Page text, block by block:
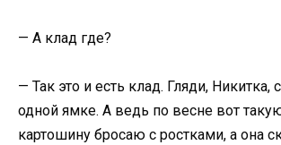
— А клад где?
— Так это и есть клад. Гляди, Никитка,
одной ямке. А ведь по весне вот
картошину бросаю с ростками, а она